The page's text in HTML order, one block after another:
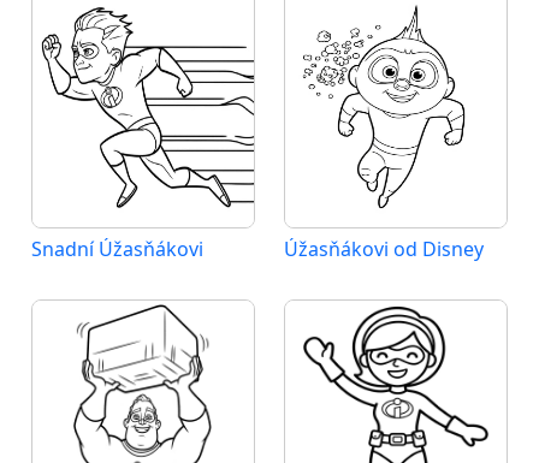
Snadní Úžasňákovi Úžasňákovi od Disney